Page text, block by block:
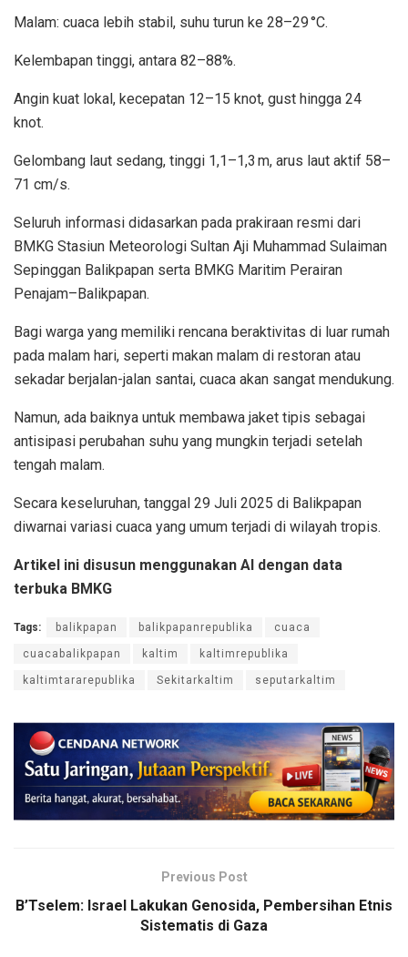
Malam: cuaca lebih stabil, suhu turun ke 28–29 °C.
Kelembapan tinggi, antara 82–88%.
Angin kuat lokal, kecepatan 12–15 knot, gust hingga 24
knot.
Gelombang laut sedang, tinggi 1,1–1,3 m, arus laut aktif 58–
71 cm/s.
Seluruh informasi didasarkan pada prakiraan resmi dari
BMKG Stasiun Meteorologi Sultan Aji Muhammad Sulaiman
Sepinggan Balikpapan serta BMKG Maritim Perairan
Penajam–Balikpapan.
Bagi warga yang memiliki rencana beraktivitas di luar rumah
pada malam hari, seperti makan malam di restoran atau
sekadar berjalan-jalan santai, cuaca akan sangat mendukung.
Namun, ada baiknya untuk membawa jaket tipis sebagai
antisipasi perubahan suhu yang mungkin terjadi setelah
tengah malam.
Secara keseluruhan, tanggal 29 Juli 2025 di Balikpapan
diwarnai variasi cuaca yang umum terjadi di wilayah tropis.
Artikel ini disusun menggunakan AI dengan data
terbuka BMKG
Tags: balikpapan balikpapanrepublika cuaca
cuacabalikpapan kaltim kaltimrepublika
kaltimtararepublika Sekitarkaltim seputarkaltim
Previous Post
B’Tselem: Israel Lakukan Genosida, Pembersihan Etnis
Sistematis di Gaza